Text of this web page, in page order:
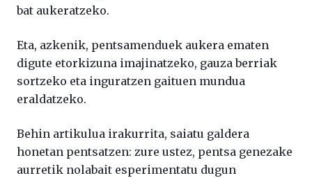
bat aukeratzeko.
Eta, azkenik, pentsamenduek aukera ematen
digute etorkizuna imajinatzeko, gauza berriak
sortzeko eta inguratzen gaituen mundua
eraldatzeko.
Behin artikulua irakurrita, saiatu galdera
honetan pentsatzen: zure ustez, pentsa genezake
aurretik nolabait esperimentatu dugun